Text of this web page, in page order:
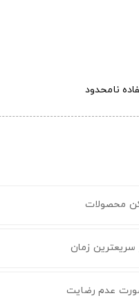
محصولات
سریعترین زمان
عدم رضایت